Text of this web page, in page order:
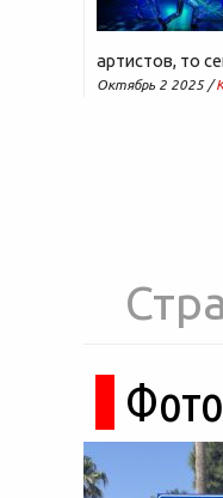
артистов, то
Октябрь 2 2025 /